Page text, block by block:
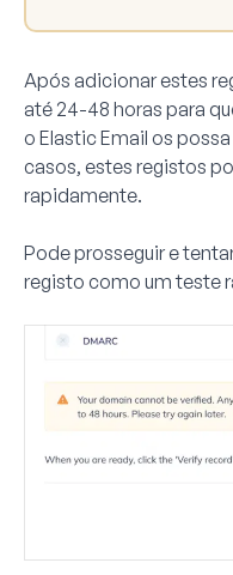
Após adicionar estes
até 24-48 horas para
o Elastic Email os
casos, estes registos
rapidamente.
Pode prosseguir e
registo como um teste